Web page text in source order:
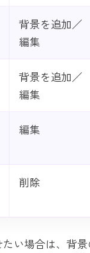
背景を追加／
編集
背景を追加／
編集
編集
削除
い場合は、背